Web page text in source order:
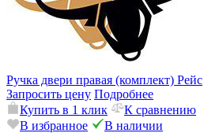
Ручка двери правая (комплект) Рейс
Запросить цену Подробнее
Купить в 1 клик
К сравнению
В избранное
В наличии